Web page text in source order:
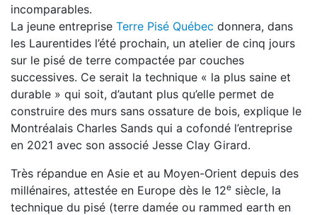
incomparables.
La jeune entreprise Terre Pisé Québec donnera, dans
les Laurentides l’été prochain, un atelier de cinq jours
sur le pisé de terre compactée par couches
successives. Ce serait la technique « la plus saine et
durable » qui soit, d’autant plus qu’elle permet de
construire des murs sans ossature de bois, explique le
Montréalais Charles Sands qui a cofondé l’entreprise
en 2021 avec son associé Jesse Clay Girard.
Très répandue en Asie et au Moyen-Orient depuis des
millénaires, attestée en Europe dès le 12e siècle, la
technique du pisé (terre damée ou rammed earth en